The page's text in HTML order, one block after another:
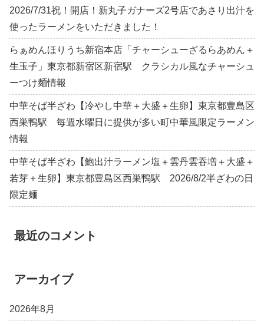
2026/7/31祝！開店！新丸子ガナーズ2号店であさり出汁を
使ったラーメンをいただきました！
らぁめんほりうち新宿本店「チャーシューざるらあめん＋
生玉子」東京都新宿区新宿駅 クラシカル風なチャーシュ
ーつけ麺情報
中華そば半ざわ【冷やし中華＋大盛＋生卵】東京都豊島区
西巣鴨駅 毎週水曜日に提供が多い町中華風限定ラーメン
情報
中華そば半ざわ【鮑出汁ラーメン塩＋雲丹雲吞増＋大盛＋
若芽＋生卵】東京都豊島区西巣鴨駅 2026/8/2半ざわの日
限定麺
最近のコメント
アーカイブ
2026年8月